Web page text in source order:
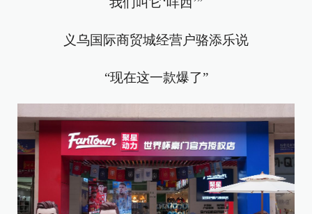
义乌国际商贸城经营户骆添乐说
“现在这一款爆了”